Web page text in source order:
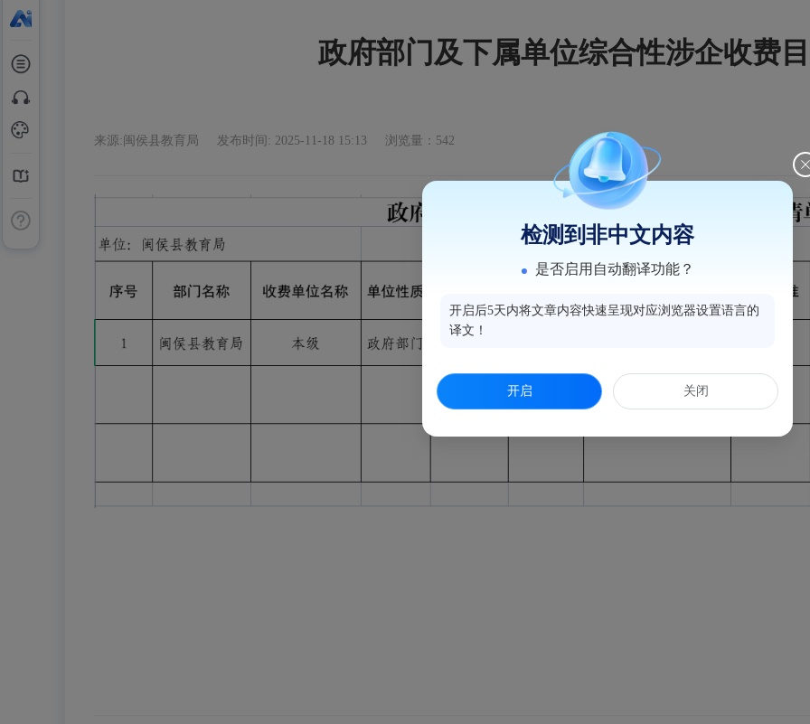
政府部门及下属单位综合性涉企收费
来源:闽侯县教育局 发布时间: 2025-11-18 15:13 浏览量：542
检测到非中文内容
是否启用自动翻译功能？
开启后5天内将文章内容快速呈现对应浏览器设置语言的
译文！
开启 关闭